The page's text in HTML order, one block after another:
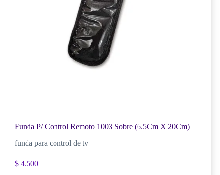
Funda P/ Control Remoto 1003 Sobre (6.5Cm X 20Cm)
funda para control de tv
$ 4.500